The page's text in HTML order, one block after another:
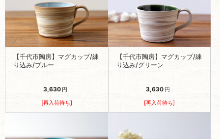
【千代市陶房】マグカップ/練
り込み/ブルー
3,630 円
[再入荷待ち]
【千代市陶房】マグカップ/練
り込み/グリーン
3,630 円
[再入荷待ち]